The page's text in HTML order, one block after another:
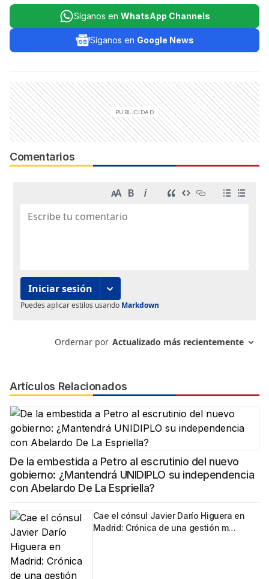
Síganos en WhatsApp Channels
Síganos en Google News
Comentarios
Artículos Relacionados
De la embestida a Petro al escrutinio del nuevo
gobierno: ¿Mantendrá UNIDIPLO su independencia
con Abelardo De La Espriella?
Cae el cónsul Javier Darío Higuera en
Madrid: Crónica de una gestión m…